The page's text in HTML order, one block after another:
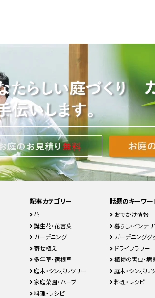
記事カテゴリー
花
誕生花・花言葉
ガーデニング
寄せ植え
多年草・宿根草
庭木・シンボルツリー
家庭菜園・ハーブ
料理・レシピ
話題のキーワー
おでかけ情報
暮らし・インテ
ガーデニンググ
ドライフラワー
植物の害虫・病
庭木・シンボル
料理・レシピ